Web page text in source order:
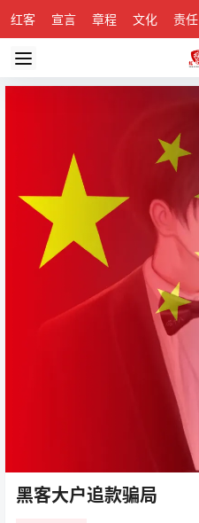
红客 宣言 章程 文化 责任
黑客大户追款骗局